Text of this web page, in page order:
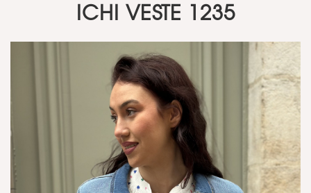
ICHI VESTE 1235